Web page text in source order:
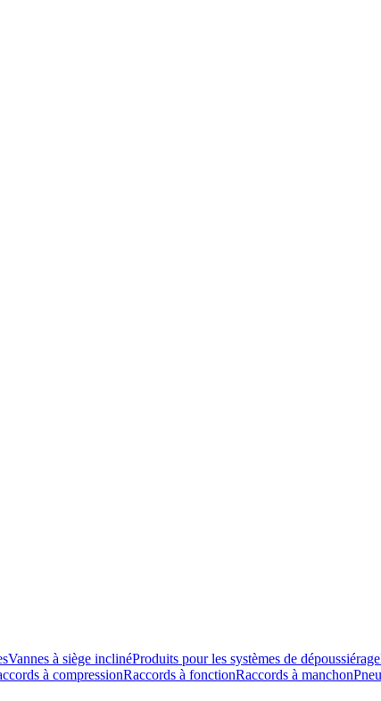
Vannes à siège inclinéProduits pour les systèmes de dépoussiérage
à compressionRaccords à fonctionRaccords à manchon